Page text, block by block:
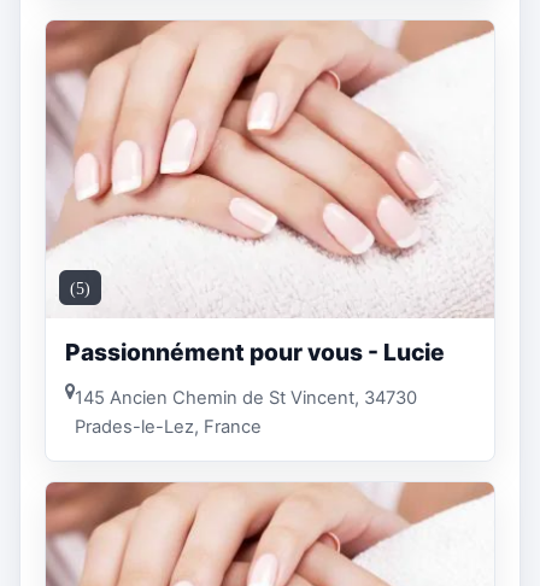
(5)
Passionnément pour vous - Lucie
145 Ancien Chemin de St Vincent, 34730
Prades-le-Lez, France